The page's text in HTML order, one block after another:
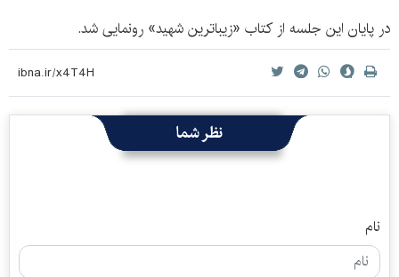
در پایان این جلسه از کتاب «زیباترین شهید» رونمایی شد.
نظر شما
نام